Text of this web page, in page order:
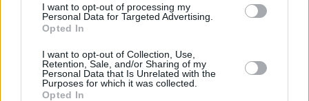
I want to opt-out of processing my
Personal Data for Targeted Advertising.
Opted In
I want to opt-out of Collection, Use,
Retention, Sale, and/or Sharing of my
Personal Data that Is Unrelated with the
Purposes for which it was collected.
Opted In